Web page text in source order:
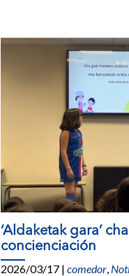
‘Aldaketak gara’
concienciación
2026/03/17 | comedor,